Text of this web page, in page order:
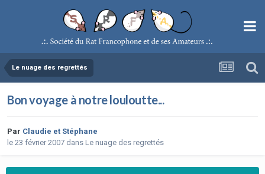
Le nuage des regrettés
Bon voyage à notre louloutte...
Par Claudie et Stéphane
le 23 février 2007 dans Le nuage des regrettés